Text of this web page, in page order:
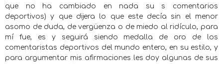
que no ha cambiado en nada su s comentarios
deportivos) y que dijera lo que este decía sin el menor
asomo de duda, de vergüenza o de miedo al ridículo, para
mí fue, es y seguirá siendo medalla de oro de los
comentaristas deportivos del mundo entero, en su estilo, y
para argumentar mis afirmaciones les doy algunas de sus